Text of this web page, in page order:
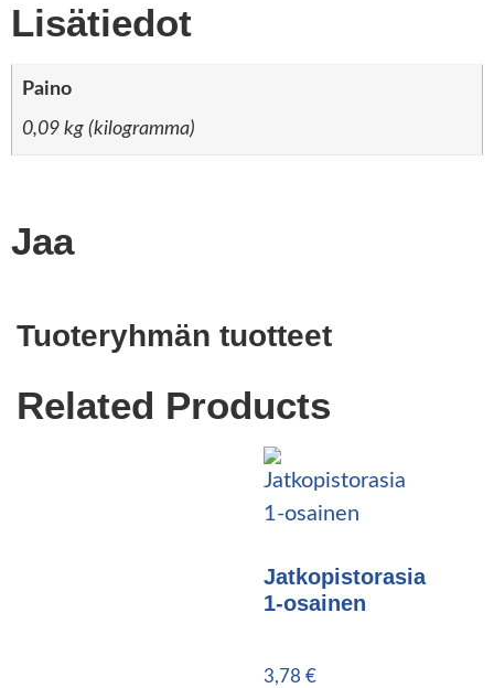
Lisätiedot
Paino
0,09 kg (kilogramma)
Jaa
Tuoteryhmän tuotteet
Related Products
Jatkopistorasia
1-osainen
3,78 €